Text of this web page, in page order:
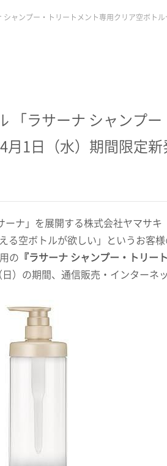
ャンプー・トリートメント専用クリア空ボト
「ラサーナ シャンプー
月1日（水）期間限定新
ーナ」を展開する株式会社ヤマサキ
空ボトルが欲しい」というお客
の 『ラサーナ シャンプー・トリー
日）の期間、通信販売・インターネ